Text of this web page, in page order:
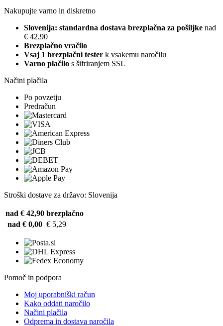
Nakupujte varno in diskretno
Slovenija: standardna dostava brezplačna za pošiljke nad
€ 42,90
Brezplačno vračilo
Vsaj 1 brezplačni tester k vsakemu naročilu
Varno plačilo s šifriranjem SSL
Načini plačila
Po povzetju
Predračun
Stroški dostave za državo: Slovenija
nad € 42,90 brezplačno
nad € 0,00 € 5,29
Pomoč in podpora
Moj uporabniški račun
Kako oddati naročilo
Načini plačila
Odprema in dostava naročila